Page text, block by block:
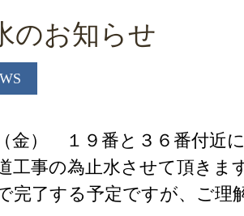
のお知らせ
金） １９番と３６番付近
工事の為止水させて頂きま
完了する予定ですが、ご理